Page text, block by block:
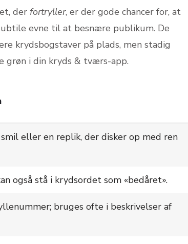
der fortryller, er der gode chancer for, at
evne til at besnære publikum. De
krydsbogstaver på plads, men stadig
grøn i din kryds & tværs-app.
eller en replik, der disker op med ren
også stå i krydsordet som «bedåret».
bruges ofte i beskrivelser af